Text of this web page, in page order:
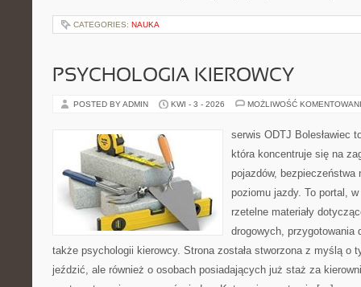
CATEGORIES: NAUKA
PSYCHOLOGIA KIEROWCY
POSTED BY ADMIN KWI - 3 - 2026 MOŻLIWOŚĆ
serwis ODTJ Bolesławiec
która koncentruje się na
pojazdów, bezpieczeństwa
poziomu jazdy. To portal,
rzetelne materiały
drogowych, przygotowania
także psychologii kierowcy. Strona została stworzona z myślą o
jeździć, ale również o osobach posiadających już staż za